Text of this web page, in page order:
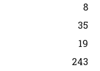
8
35
19
243